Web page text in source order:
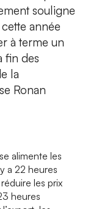
souligne
année
à terme un
fin des
la
Ronan
alimente les
a 22 heures
les prix
heures